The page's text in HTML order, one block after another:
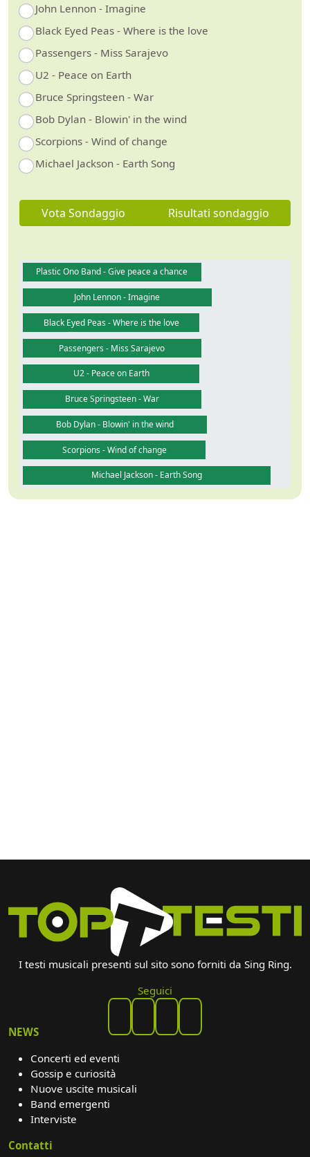
John Lennon - Imagine
Black Eyed Peas - Where is the love
Passengers - Miss Sarajevo
U2 - Peace on Earth
Bruce Springsteen - War
Bob Dylan - Blowin' in the wind
Scorpions - Wind of change
Michael Jackson - Earth Song
Vota Sondaggio Risultati sondaggio
Plastic Ono Band - Give peace a chance
John Lennon - Imagine
Black Eyed Peas - Where is the love
Passengers - Miss Sarajevo
U2 - Peace on Earth
Bruce Springsteen - War
Bob Dylan - Blowin' in the wind
Scorpions - Wind of change
Michael Jackson - Earth Song
I testi musicali presenti sul sito sono forniti da Sing Ring.
Seguici
NEWS
Concerti ed eventi
Gossip e curiosità
Nuove uscite musicali
Band emergenti
Interviste
Contatti